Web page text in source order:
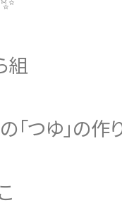
組
「つゆ」の作